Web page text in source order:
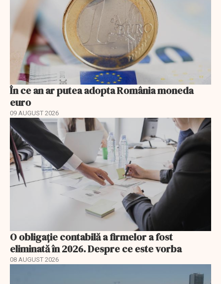
În ce an ar putea adopta România moneda
euro
09 AUGUST 2026
O obligație contabilă a firmelor a fost
eliminată în 2026. Despre ce este vorba
08 AUGUST 2026